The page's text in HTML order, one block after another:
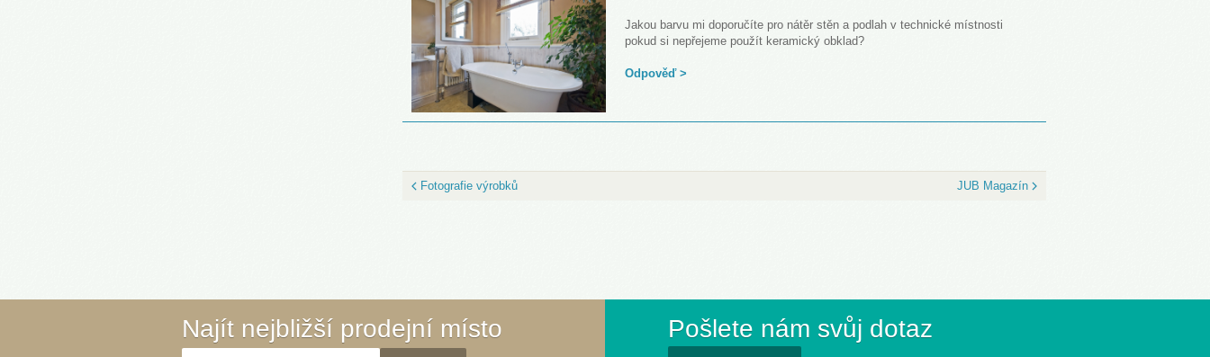
Jakou barvu mi doporučíte pro nátěr stěn a podlah v technické místnosti
pokud si nepřejeme použít keramický obklad?
Odpověď >
Fotografie výrobků JUB Magazín
Najít nejbližší prodejní místo Pošlete nám svůj dotaz